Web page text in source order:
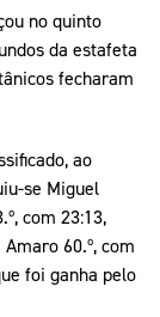
no quinto
da estafeta
fecharam
ao
se Miguel
com 23:13,
60.º, com
foi ganha pelo